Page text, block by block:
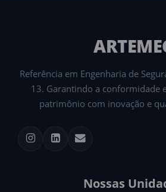
Referência em Engenharia de
13. Garantindo a conformidade
patrimônio com inovação e
Nossas